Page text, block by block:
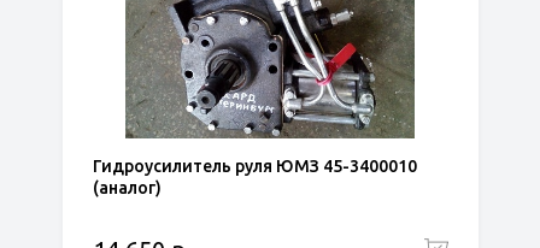
Гидроусилитель руля ЮМЗ 45-3400010
(аналог)